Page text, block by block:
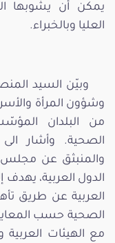
يمكن أن يشوبها
العليا وبالخبراء.
وبيّن السيد
وشؤون المرأة
من البلدان
الصحية. وأشار
والمنبثق عن مجلس
الدول العربية،
العربية عن طريق
الصحية حسب
مع الهيئات العربية